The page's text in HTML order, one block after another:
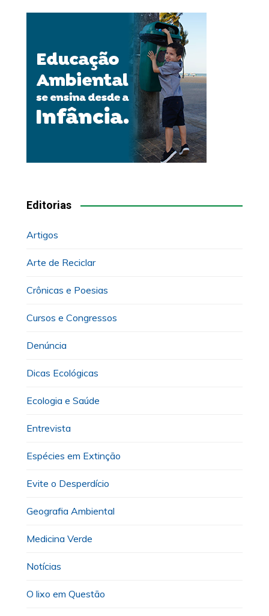
Editorias
Artigos
Arte de Reciclar
Crônicas e Poesias
Cursos e Congressos
Denúncia
Dicas Ecológicas
Ecologia e Saúde
Entrevista
Espécies em Extinção
Evite o Desperdício
Geografia Ambiental
Medicina Verde
Notícias
O lixo em Questão